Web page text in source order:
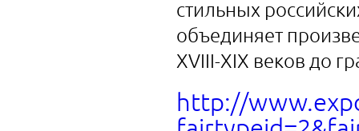
стильных
объединяет
XVIII-XIX веков до
http://